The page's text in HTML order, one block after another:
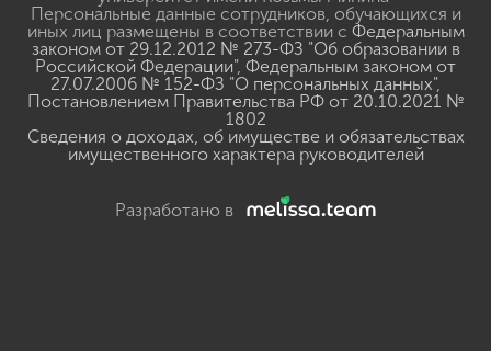
Персональные данные сотрудников, обучающихся и
иных лиц размещены в соответствии с Федеральным
законом от 29.12.2012 № 273-ФЗ "Об образовании в
Российской Федерации", Федеральным законом от
27.07.2006 № 152-ФЗ "О персональных данных",
Постановлением Правительства РФ от 20.10.2021 №
1802
Сведения о доходах, об имуществе и обязательствах
имущественного характера руководителей
Разработано в